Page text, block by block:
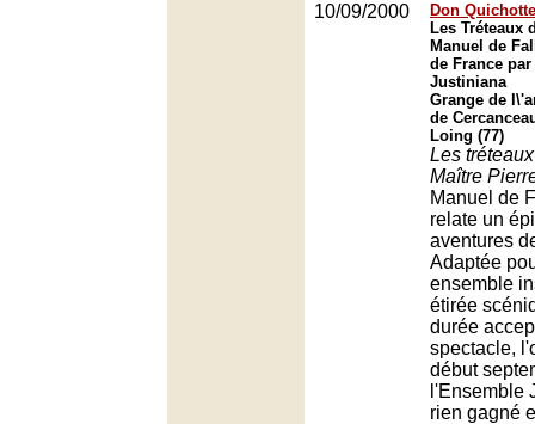
10/09/2000
Don
Les Tréteaux
Manuel de
de France
Justiniana
Grange de
de
Loing (77)
Les
Maître
Manuel de
relate un
aventures
Adaptée
ensemble
étirée
durée
spectacle,
début
l'Ensemble
rien gagné